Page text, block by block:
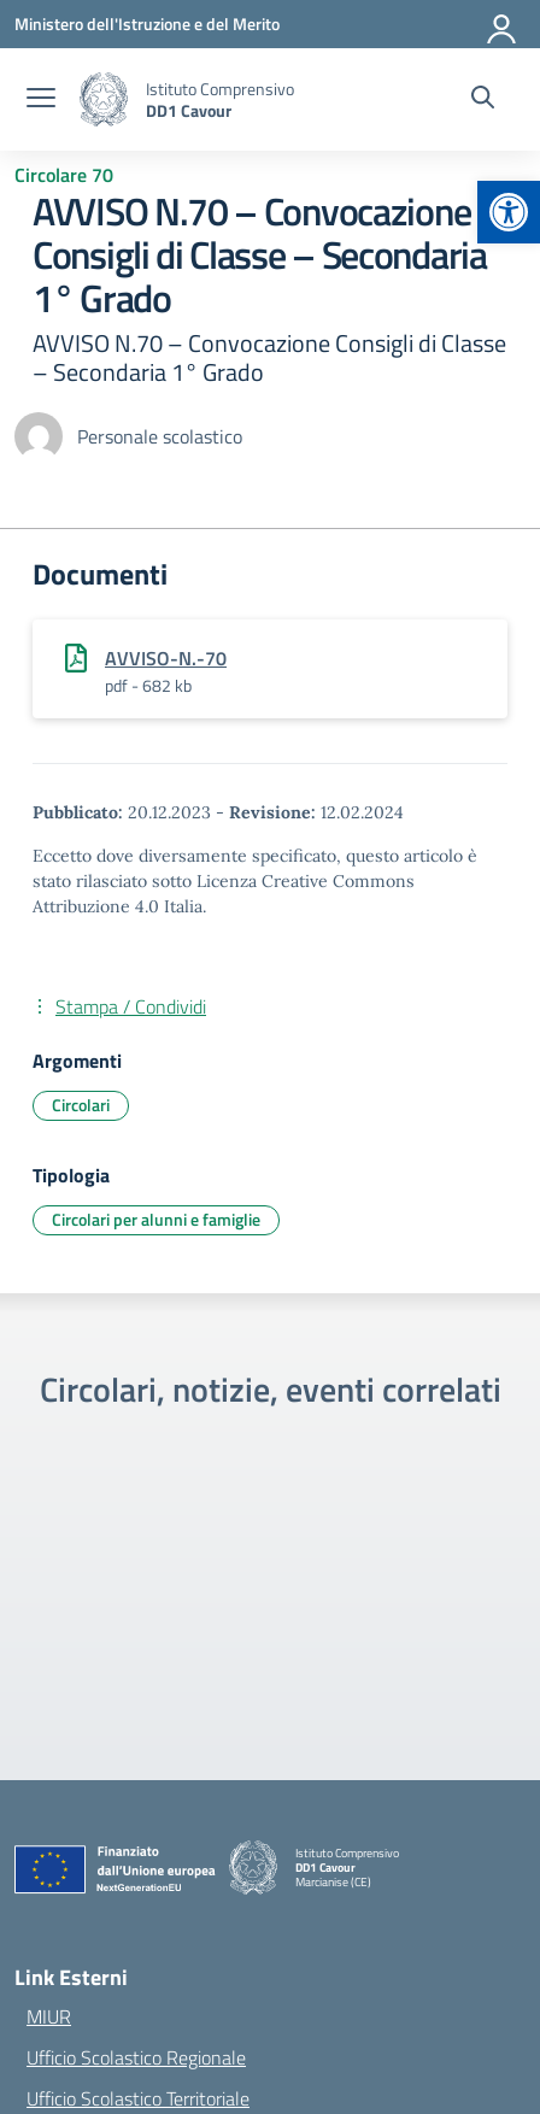
Vai ai contenuti
Vai al menu di navigazione
Vai al footer
Ministero dell'Istruzione e del Merito
Istituto Comprensivo
DD1 Cavour
Circolare 70
AVVISO N.70 – Convocazione
Consigli di Classe – Secondaria
1° Grado
AVVISO N.70 – Convocazione Consigli di Classe
– Secondaria 1° Grado
Personale scolastico
Documenti
AVVISO-N.-70
pdf - 682 kb
Pubblicato: 20.12.2023 - Revisione: 12.02.2024
Eccetto dove diversamente specificato, questo articolo è
stato rilasciato sotto Licenza Creative Commons
Attribuzione 4.0 Italia.
Stampa / Condividi
Argomenti
Circolari
Tipologia
Circolari per alunni e famiglie
Circolari, notizie, eventi correlati
Istituto Comprensivo
DD1 Cavour
Marcianise (CE)
Link Esterni
MIUR
Ufficio Scolastico Regionale
Ufficio Scolastico Territoriale